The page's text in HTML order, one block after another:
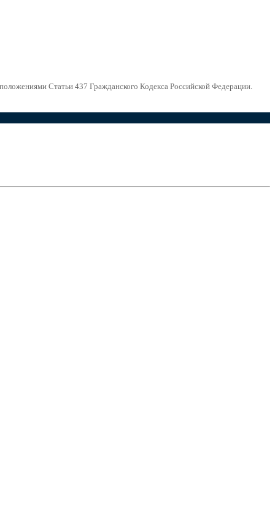
Статьи 437 Гражданского Кодекса Российской Федерации.